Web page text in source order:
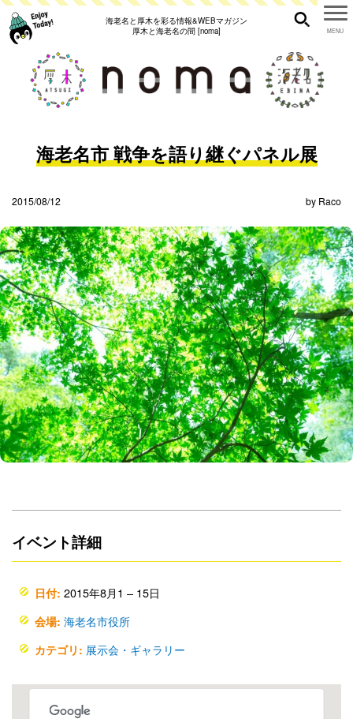
海老名と厚木を彩る情報&WEBマガジン
厚木と海老名の間 [noma]
海老名市 戦争を語り継ぐパネル展
2015/08/12 by Raco
イベント詳細
日付: 2015年8月1 – 15日
会場: 海老名市役所
カテゴリ: 展示会・ギャラリー